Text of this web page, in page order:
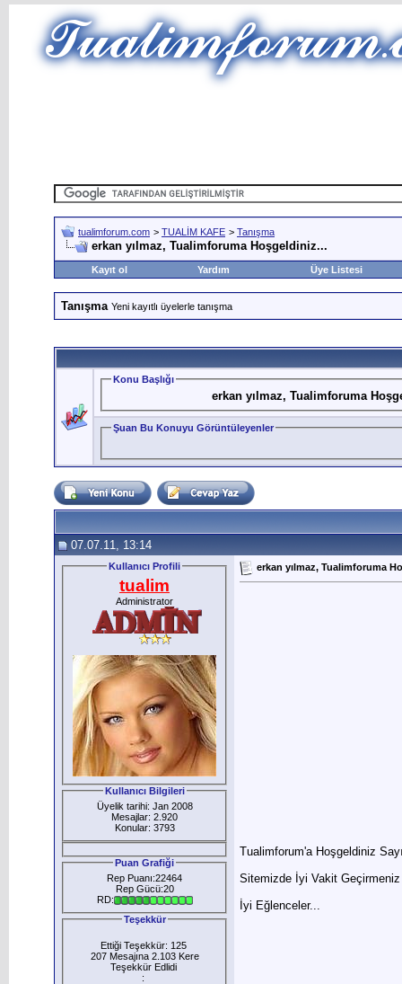
tualimforum.com > TUALİM KAFE > Tanışma
erkan yılmaz, Tualimforuma Hoşgeldiniz...
Kayıt ol Yardım Üye Listesi
Tanışma Yeni kayıtlı üyelerle tanışma
Konu Başlığı
erkan yılmaz, Tualimforuma
Şuan Bu Konuyu Görüntüleyenler
07.07.11, 13:14
Kullanıcı Profili
tualim
Administrator
Kullanıcı Bilgileri
Üyelik tarihi: Jan 2008
Mesajlar: 2.920
Konular: 3793
Puan Grafiği
Rep Puanı:22464
Rep Gücü:20
RD:
Teşekkür
Ettiği Teşekkür: 125
207 Mesajına 2.103 Kere
Teşekkür Edlidi
:
erkan yılmaz, Tualimforuma
Tualimforum'a Hoşgeldiniz
Sitemizde İyi Vakit
İyi Eğlenceler...